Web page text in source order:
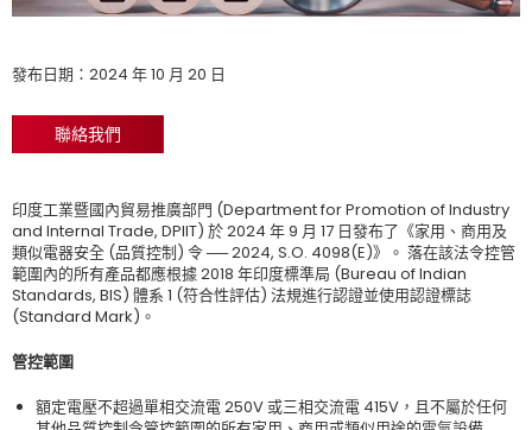
發布日期：2024 年 10 月 20 日
聯絡我們
印度工業暨國內貿易推廣部門 (Department for Promotion of Industry
and Internal Trade, DPIIT) 於 2024 年 9 月 17 日發布了《家用、商用及
類似電器安全 (品質控制) 令 ── 2024, S.O. 4098(E)》。 落在該法令控管
範圍內的所有產品都應根據 2018 年印度標準局 (Bureau of Indian
Standards, BIS) 體系 1 (符合性評估) 法規進行認證並使用認證標誌
(Standard Mark)。
管控範圍
額定電壓不超過單相交流電 250V 或三相交流電 415V，且不屬於任何